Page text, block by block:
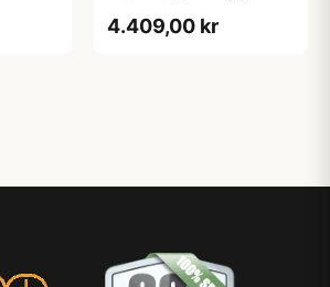
4.409,00 kr